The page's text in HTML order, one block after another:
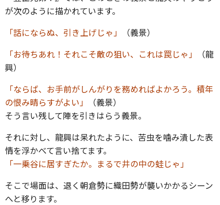
が次のように描かれています。
「話にならぬ、引き上げじゃ」
（義景）
「お待ちあれ！それこそ敵の狙い、これは罠じゃ」
（龍
興）
「ならば、お手前がしんがりを務めればよかろう。積年
の恨み晴らすがよい」
（義景）
そう言い残して陣を引きはらう義景。
それに対し、龍興は呆れたように、苦虫を噛み潰した表
情を浮かべて言い捨てます。
「一乗谷に居すぎたか。まるで井の中の蛙じゃ」
そこで場面は、退く朝倉勢に織田勢が襲いかかるシーン
へと移ります。